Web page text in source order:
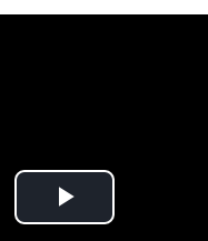
Play